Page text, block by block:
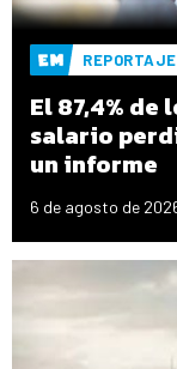
El 87,4%
salario
un informe
6 de agosto de